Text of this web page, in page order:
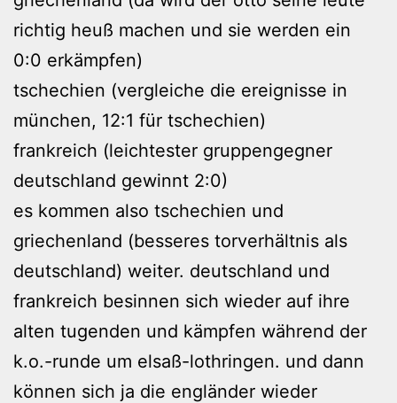
richtig heuß machen und sie werden ein
0:0 erkämpfen)
tschechien (vergleiche die ereignisse in
münchen, 12:1 für tschechien)
frankreich (leichtester gruppengegner
deutschland gewinnt 2:0)
es kommen also tschechien und
griechenland (besseres torverhältnis als
deutschland) weiter. deutschland und
frankreich besinnen sich wieder auf ihre
alten tugenden und kämpfen während der
k.o.-runde um elsaß-lothringen. und dann
können sich ja die engländer wieder